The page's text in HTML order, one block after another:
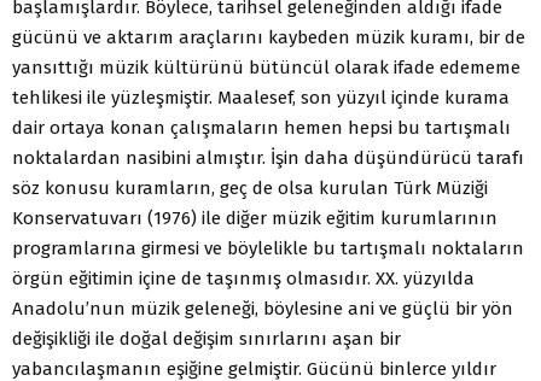
başlamışlardır. Böylece, tarihsel geleneğinden aldığı ifade
gücünü ve aktarım araçlarını kaybeden müzik kuramı, bir de
yansıttığı müzik kültürünü bütüncül olarak ifade edememe
tehlikesi ile yüzleşmiştir. Maalesef, son yüzyıl içinde kurama
dair ortaya konan çalışmaların hemen hepsi bu tartışmalı
noktalardan nasibini almıştır. İşin daha düşündürücü tarafı
söz konusu kuramların, geç de olsa kurulan Türk Müziği
Konservatuvarı (1976) ile diğer müzik eğitim kurumlarının
programlarına girmesi ve böylelikle bu tartışmalı noktaların
örgün eğitimin içine de taşınmış olmasıdır. XX. yüzyılda
Anadolu’nun müzik geleneği, böylesine ani ve güçlü bir yön
değişikliği ile doğal değişim sınırlarını aşan bir
yabancılaşmanın eşiğine gelmiştir. Gücünü binlerce yıldır